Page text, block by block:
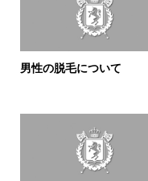
男性の脱毛について